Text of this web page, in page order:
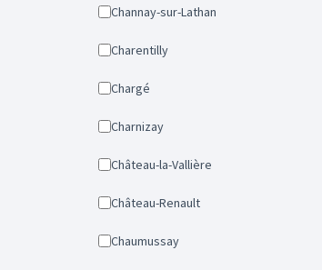
Channay-sur-Lathan
Charentilly
Chargé
Charnizay
Château-la-Vallière
Château-Renault
Chaumussay